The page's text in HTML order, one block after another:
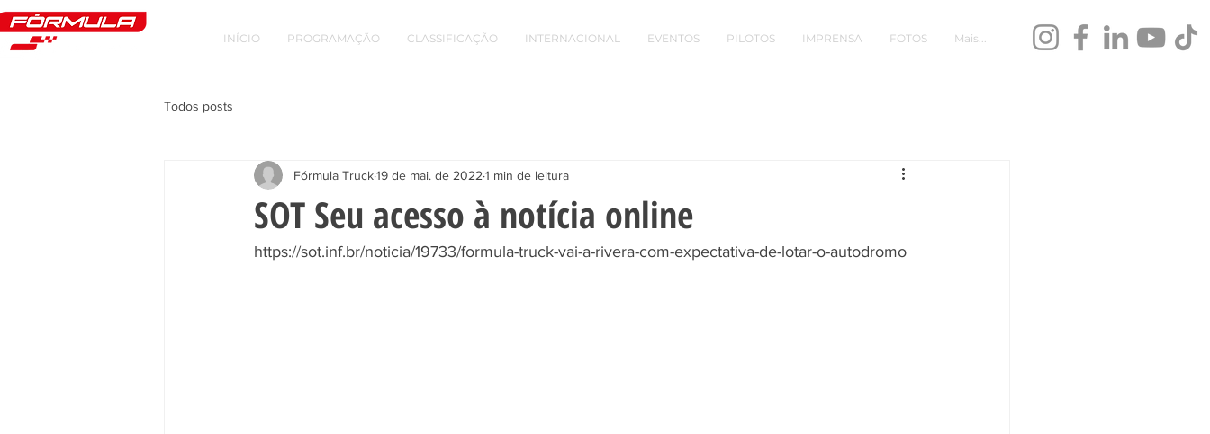
INÍCIO PROGRAMAÇÃO CLASSIFICAÇÃO INTERNACIONAL EVENTOS PILOTOS IMPRENSA FOTOS Mais...
Todos posts
SOT Seu acesso à notícia online
Fórmula Truck19 de mai. de 2022 1 min de leitura
https://sot.inf.br/noticia/19733/formula-truck-vai-a-rivera-com-expectativa-de-lotar-o-autodromo